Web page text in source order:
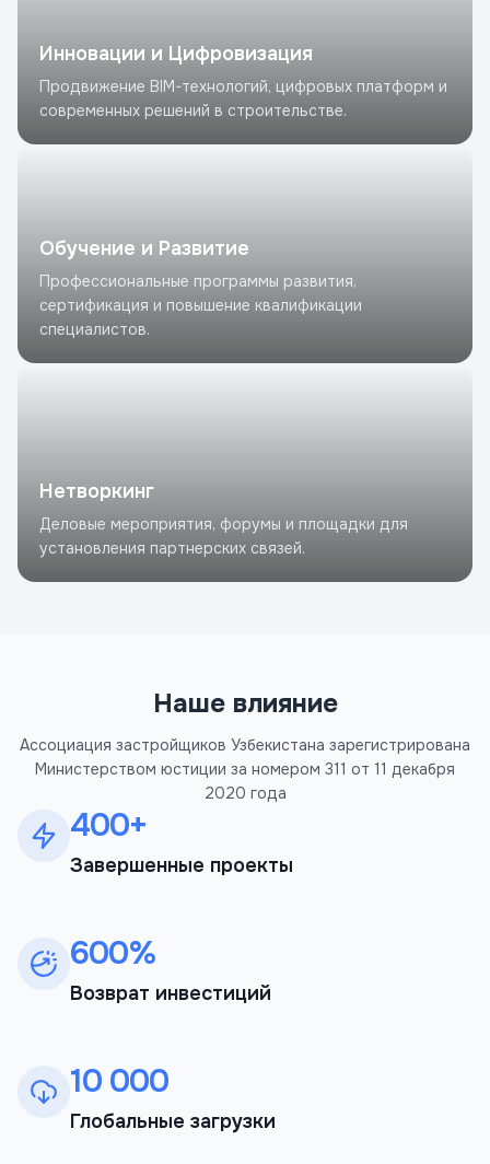
Инновации и Цифровизация
Продвижение BIM-технологий, цифровых платформ и
современных решений в строительстве.
Обучение и Развитие
Профессиональные программы развития,
сертификация и повышение квалификации
специалистов.
Нетворкинг
Деловые мероприятия, форумы и площадки для
установления партнерских связей.
Наше влияние
Ассоциация застройщиков Узбекистана зарегистрирована
Министерством юстиции за номером 311 от 11 декабря
2020 года
400+
Завершенные проекты
600%
Возврат инвестиций
10 000
Глобальные загрузки